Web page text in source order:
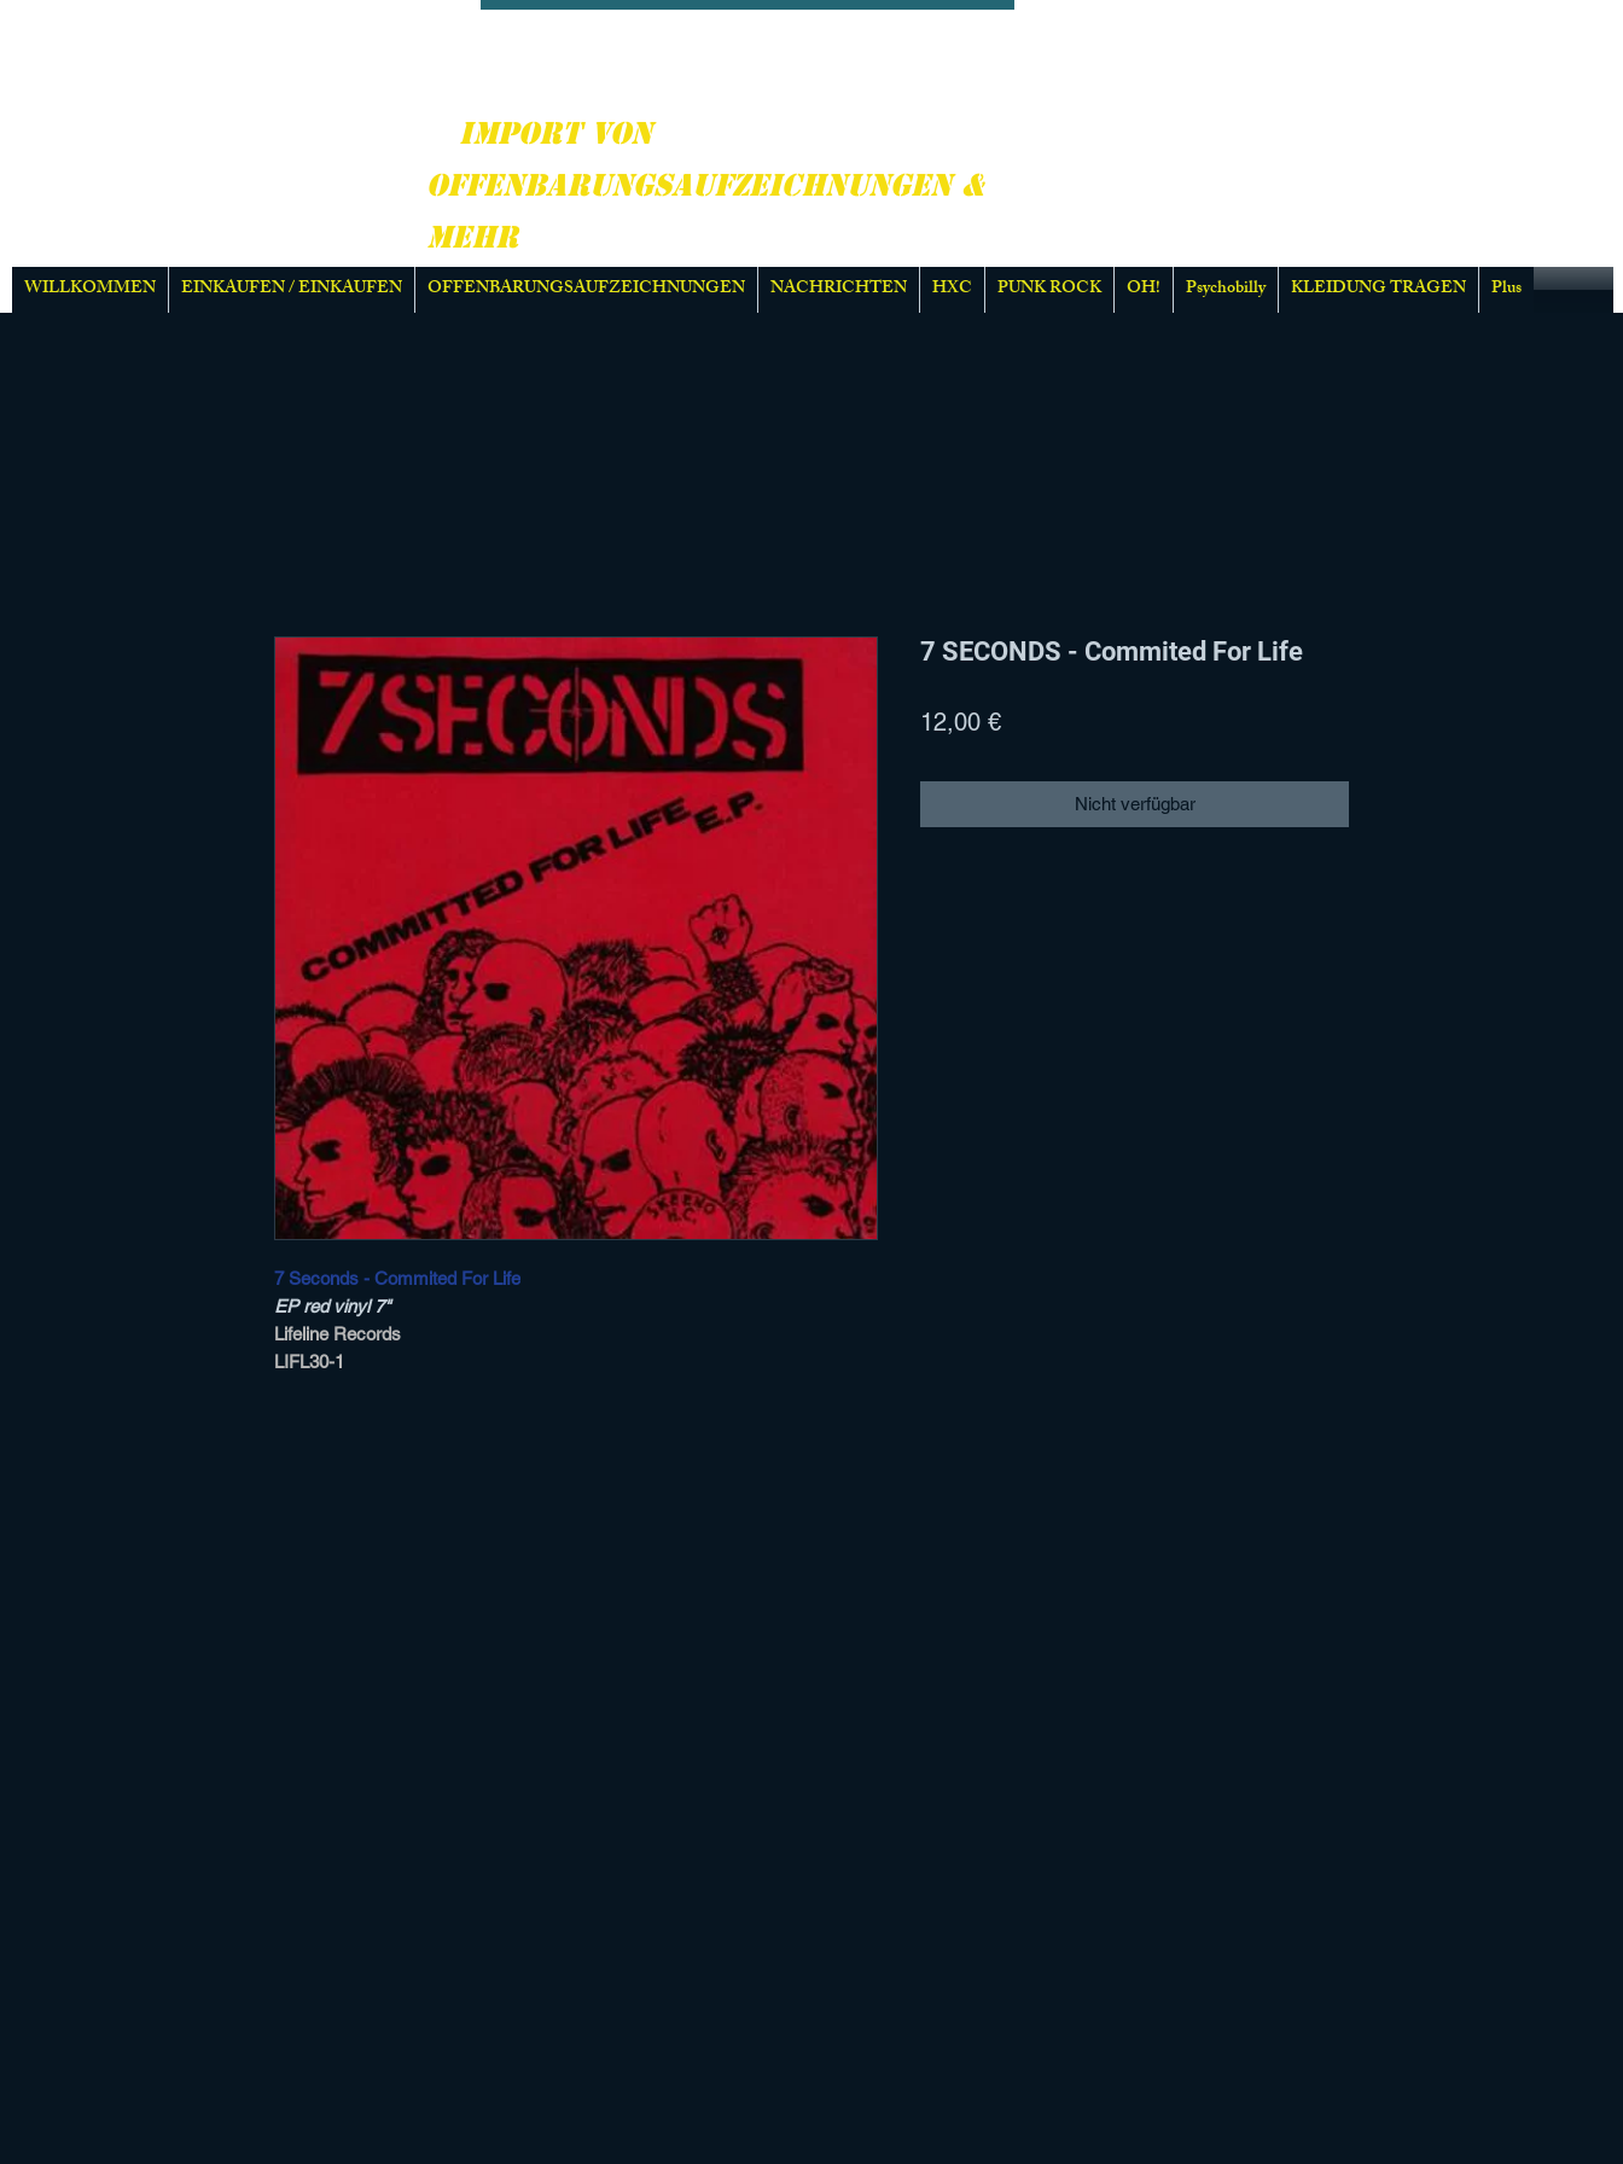
IMPORT VON
OFFENBARUNGSAUFZEICHNUNGEN &
MEHR
WILLKOMMEN EINKAUFEN / EINKAUFEN OFFENBARUNGSAUFZEICHNUNGEN NACHRICHTEN HXC PUNK ROCK OH! Psychobilly KLEIDUNG TRAGEN Plus
7 Seconds - Commited For Life
EP red vinyl 7"
Lifeline Records
LIFL30-1
7 SECONDS - Commited For Life
12,00 €Preis
Nicht verfügbar